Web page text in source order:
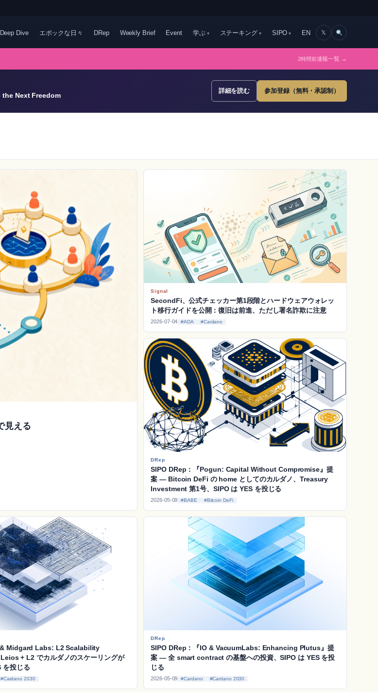
Deep Dive エポックな日々 DRep Weekly Brief Event 学ぶ ステーキング SIPO EN 𝕏
2時間前速報一覧 →
Next Freedom
詳細を読む 参加登録（無料・承認制）
見える
Signal
SecondFi、公式チェッカー第1段階とハードウェアウォレッ
ト移行ガイドを公開：復旧は前進、ただし署名詐欺に注意
2026-07-04 #ADA #Cardano
DRep
SIPO DRep：『Pogun: Capital Without Compromise』提
案 ― Bitcoin DeFi の home としてのカルダノ、Treasury
Investment 第1号、SIPO は YES を投じる
2026-05-09 #BABE #Bitcoin DeFi
& Midgard Labs: L2 Scalability
+ L2 でカルダノのスケーリングが
を投じる
#Cardano 2030
DRep
SIPO DRep：『IO & VacuumLabs: Enhancing Plutus』提
案 ― 全 smart contract の基盤への投資、SIPO は YES を投
じる
2026-05-09 #Cardano #Cardano 2030